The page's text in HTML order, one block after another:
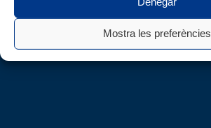
Mostra les preferències